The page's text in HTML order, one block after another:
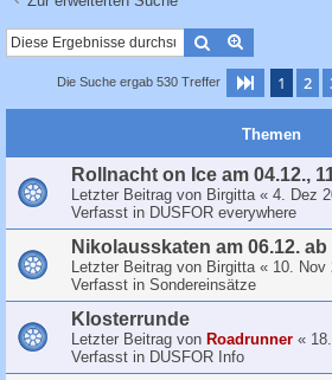
Suche
Die Suche ergab 530 Treffer Seite 1
1 2
Themen
Rollnacht on Ice am 04.12.,
Letzter Beitrag von Birgitta« 4. Dez
Verfasst in DUSFOR everywhere
Nikolausskaten am 06.12. ab
Letzter Beitrag von Birgitta« 10. Nov
Verfasst in Sondereinsätze
Klosterrunde
Letzter Beitrag von Roadrunner «
Verfasst in DUSFOR Info